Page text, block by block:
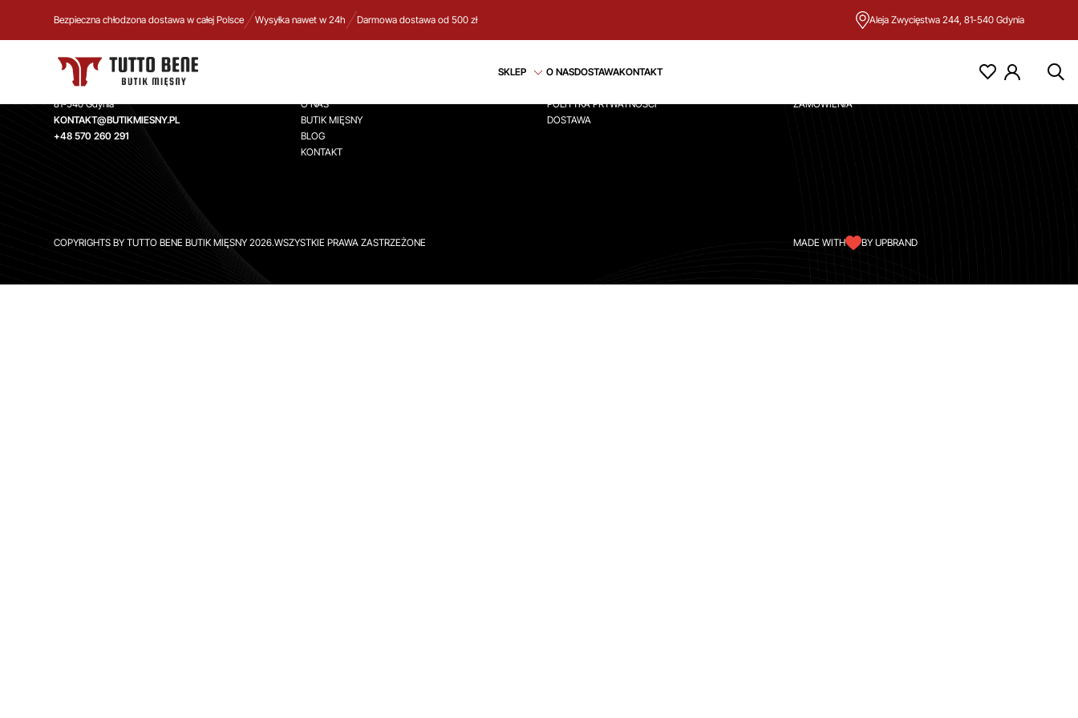
Bezpieczna chłodzona dostawa w całej Polsce Wysyłka nawet w 24h Darmowa dostawa od 500 zł Aleja Zwycięstwa 244, 81-540 Gdynia
SKLEP O NASDOSTAWAKONTAKT
TUTTO BENE BUTIK MIĘSNY
Aleja Zwycięstwa 244,
81-540 Gdynia
KONTAKT@BUTIKMIESNY.PL
+48 570 260 291
O NAS
BUTIK MIĘSNY
BLOG
KONTAKT
REGULAMIN
POLITYKA PRYWATNOŚCI
DOSTAWA
ZAMÓWIENIA
COPYRIGHTS BY TUTTO BENE BUTIK MIĘSNY 2026.WSZYSTKIE PRAWA ZASTRZEŻONE MADE WITH BY UPBRAND